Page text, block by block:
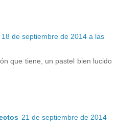
18 de septiembre de 2014 a las
que tiene, un pastel bien lucido
21 de septiembre de 2014